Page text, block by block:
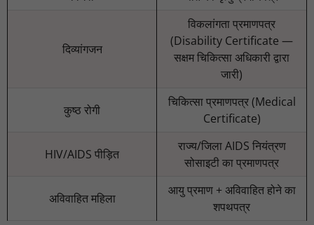
दिव्यांगजन
विकलांगता प्रमाणपत्र
(Disability Certificate —
सक्षम चिकित्सा अधिकारी द्वारा
जारी)
कुष्ठ रोगी
चिकित्सा प्रमाणपत्र (Medical
Certificate)
HIV/AIDS पीड़ित
राज्य/जिला AIDS नियंत्रण
सोसाइटी का प्रमाणपत्र
अविवाहित महिला
आयु प्रमाण + अविवाहित होने का
शपथपत्र